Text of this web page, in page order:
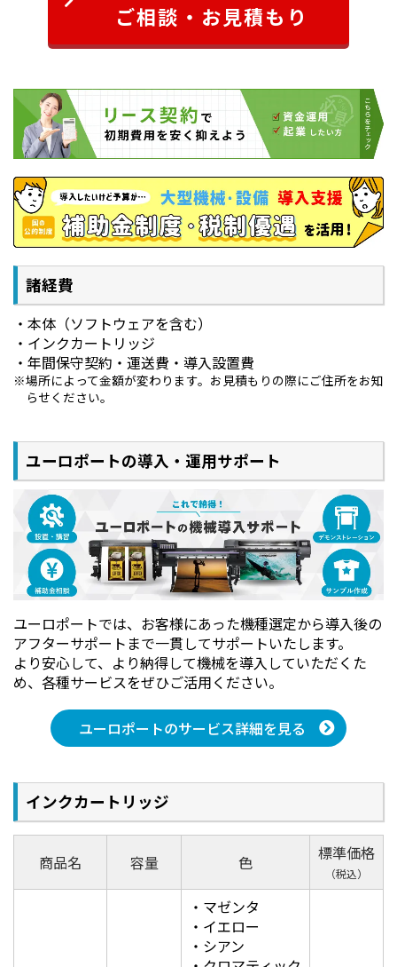
ご相談・お見積もり
諸経費
本体（ソフトウェアを含む）
インクカートリッジ
年間保守契約・運送費・導入設置費
場所によって金額が変わります。お見積もりの際にご住所をお知
らせください。
ユーロポートの導入・運用サポート
ユーロポートでは、お客様にあった機種選定から導入後の
アフターサポートまで一貫してサポートいたします。
より安心して、より納得して機械を導入していただくた
め、各種サービスをぜひご活用ください。
ユーロポートのサービス詳細を見る
インクカートリッジ
商品名 容量 色 標準価格
（税込）
・マゼンタ
・イエロー
・シアン